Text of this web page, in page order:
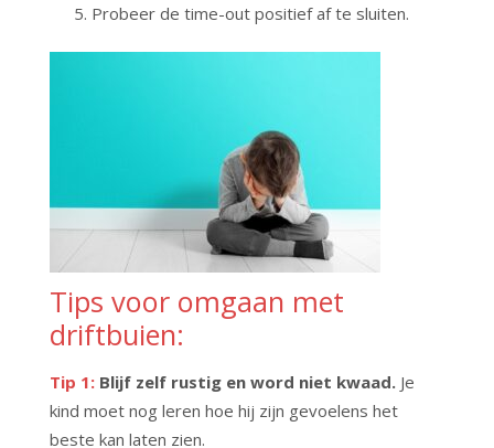
Probeer de time-out positief af te sluiten.
Tips voor omgaan met
driftbuien:
Tip 1: Blijf zelf rustig en word niet kwaad. Je
kind moet nog leren hoe hij zijn gevoelens het
beste kan laten zien.